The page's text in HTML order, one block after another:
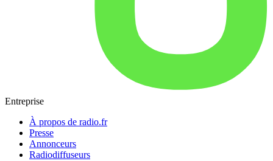
Entreprise
À propos de radio.fr
Presse
Annonceurs
Radiodiffuseurs